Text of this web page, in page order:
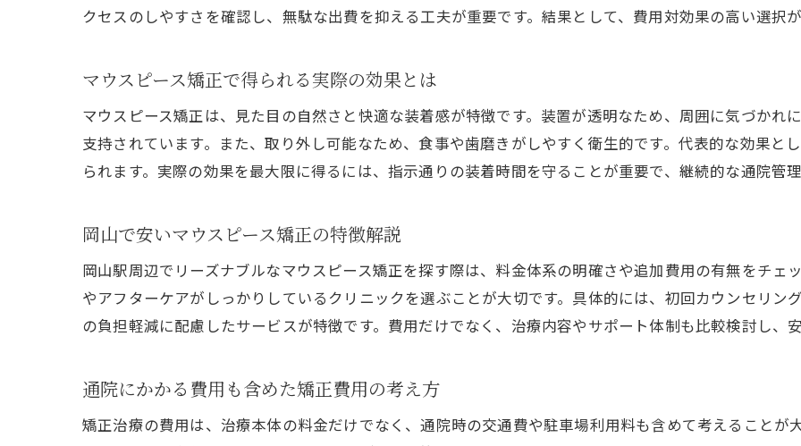
岡山駅近くで忙しい方の矯正治療サポート術
仕事帰りにも通いやすい矯正治療の工夫
忙しい毎日でも続けやすいマウスピース矯正
クセスのしやすさを確認し、無駄な出費を抑える工夫が重要です。結果として、費用対効果の高い選択
マウスピース矯正で得られる実際の効果とは
マウスピース矯正は、見た目の自然さと快適な装着感が特徴です。装置が透明なため、周囲に気づかれ
支持されています。また、取り外し可能なため、食事や歯磨きがしやすく衛生的です。代表的な効果と
られます。実際の効果を最大限に得るには、指示通りの装着時間を守ることが重要で、継続的な通院管
岡山で安いマウスピース矯正の特徴解説
岡山駅周辺でリーズナブルなマウスピース矯正を探す際は、料金体系の明確さや追加費用の有無をチェ
やアフターケアがしっかりしているクリニックを選ぶことが大切です。具体的には、初回カウンセリン
の負担軽減に配慮したサービスが特徴です。費用だけでなく、治療内容やサポート体制も比較検討し、
通院にかかる費用も含めた矯正費用の考え方
矯正治療の費用は、治療本体の料金だけでなく、通院時の交通費や駐車場利用料も含めて考えることが